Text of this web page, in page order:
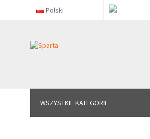
Polski
WSZYSTKIE KATEGORIE
WSZYSTKIE KATEGORIE